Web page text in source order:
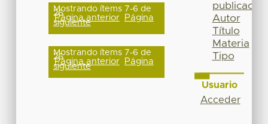
Mostrando ítems 7-6 de
26
Página anterior Página
siguiente
Mostrando ítems 7-6 de
26
Página anterior Página
siguiente
publicación
Autor
Título
Materia
Tipo
Usuario
Acceder